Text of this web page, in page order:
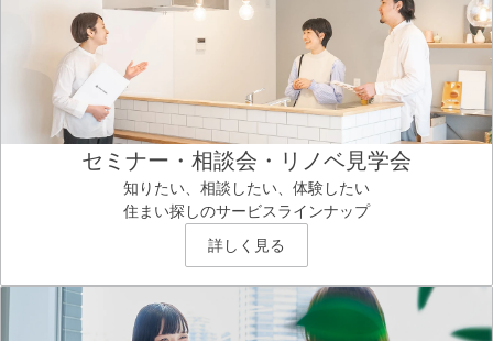
セミナー・相談会・リノベ見学会
知りたい、相談したい、体験したい
住まい探しのサービスラインナップ
詳しく見る